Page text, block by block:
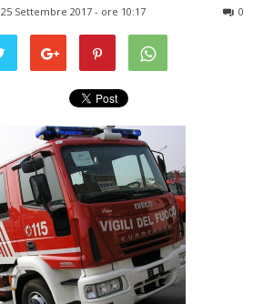
25 Settembre 2017 - ore 10:17 0